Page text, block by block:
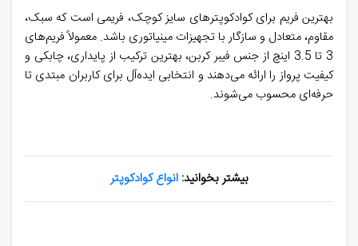
بهترین فریم برای کوادکوپترهای سایز کوچک، فریمی است که سبک،
مقاوم، متعادل و سازگار با تجهیزات مینیاتوری باشد. معمولاً فریم‌های
3 تا 3.5 اینچ از جنس فیبر کربن، بهترین ترکیب از پایداری، چابکی و
کیفیت پرواز را ارائه می‌دهند و انتخابی ایده‌آل برای کاربران مبتدی تا
حرفه‌ای محسوب می‌شوند.
بیشتر بخوانید:انواع کوادکوپتر